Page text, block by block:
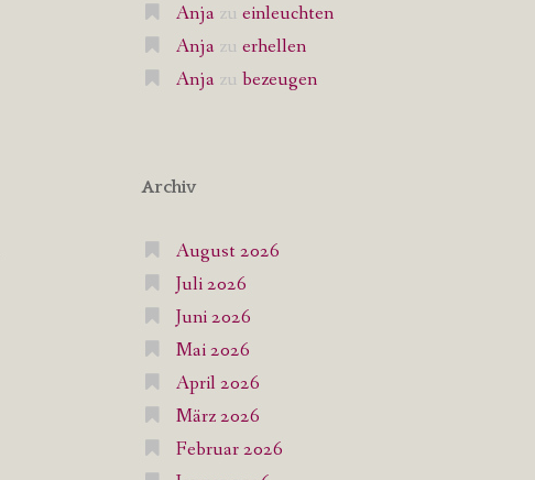
Anja zu einleuchten
Anja zu erhellen
Anja zu bezeugen
Archiv
August 2026
Juli 2026
Juni 2026
Mai 2026
April 2026
März 2026
Februar 2026